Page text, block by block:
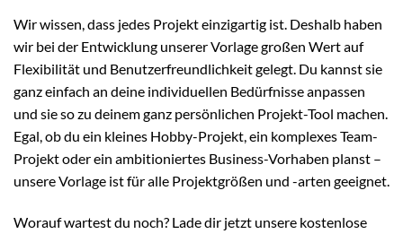
Wir wissen, dass jedes Projekt einzigartig ist. Deshalb haben
wir bei der Entwicklung unserer Vorlage großen Wert auf
Flexibilität und Benutzerfreundlichkeit gelegt. Du kannst sie
ganz einfach an deine individuellen Bedürfnisse anpassen
und sie so zu deinem ganz persönlichen Projekt-Tool machen.
Egal, ob du ein kleines Hobby-Projekt, ein komplexes Team-
Projekt oder ein ambitioniertes Business-Vorhaben planst –
unsere Vorlage ist für alle Projektgrößen und -arten geeignet.
Worauf wartest du noch? Lade dir jetzt unsere kostenlose